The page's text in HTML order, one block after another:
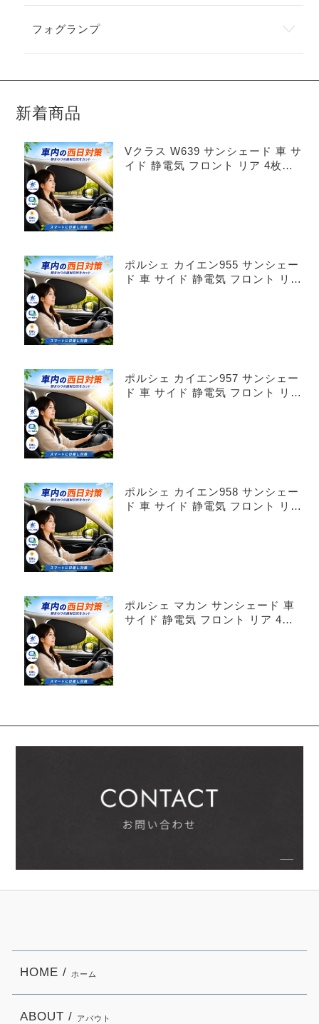
フォグランプ
新着商品
Vクラス W639 サンシェード 車 サ
イド 静電気 フロント リア 4枚セ
ポルシェ カイエン955 サンシェー
ド 車 サイド 静電気 フロント リア
ポルシェ カイエン957 サンシェー
ド 車 サイド 静電気 フロント リア
ポルシェ カイエン958 サンシェー
ド 車 サイド 静電気 フロント リア
ポルシェ マカン サンシェード 車
サイド 静電気 フロント リア 4枚
HOME / ホーム
ABOUT / アバウト